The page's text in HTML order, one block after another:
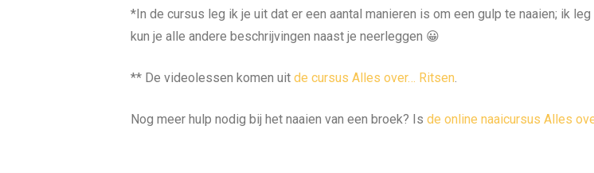
*In de cursus leg ik je uit dat er een aantal manieren is om een gulp te naaien; ik
kun je alle andere beschrijvingen naast je neerleggen 😀
** De videolessen komen uit de cursus Alles over… Ritsen.
Nog meer hulp nodig bij het naaien van een broek? Is de online naaicursus Alles